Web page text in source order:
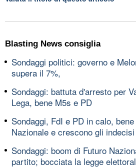
Blasting News consiglia
Sondaggi politici: governo e
supera il 7%,
Sondaggi: battuta d'arresto per
Lega, bene M5s e PD
Sondaggi, FdI e PD in calo,
Nazionale e crescono gli indecisi
Sondaggi: boom di Futuro
partito; bocciata la legge